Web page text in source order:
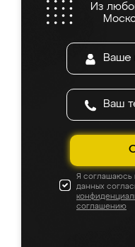
Из
Я соглашаюсь
данных
соглашению